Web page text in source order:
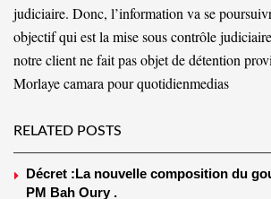
judiciaire. Donc, l’information va se
objectif qui est la mise sous contrôle
notre client ne fait pas objet de détention
Morlaye camara pour quotidienmedias
RELATED POSTS
Décret :La nouvelle composition du
PM Bah Oury .